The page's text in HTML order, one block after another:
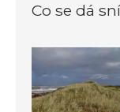
Co se dá